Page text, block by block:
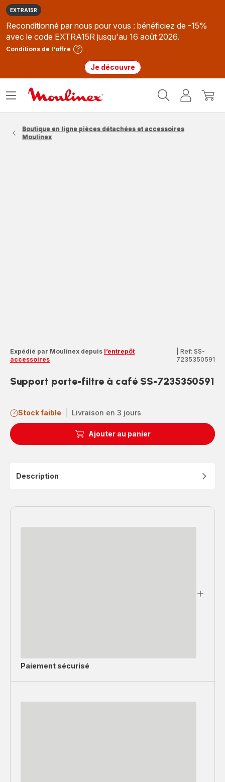
EXTRA15R
Reconditionné par nous pour vous : bénéficiez de -15%
avec le code EXTRA15R jusqu'au 16 août 2026.
Conditions de l'offre
Je découvre
MonMon
Ouvrir
Boutique en ligne pièces détachées et accessoires
Moulinex
Expédié par Moulinex depuis l’entrepôt
accessoires
Ref: SS-
7235350591
Support porte-filtre à café SS-7235350591
Stock faible Livraison en 3 jours
Ajouter au panier
Description
Paiement sécurisé